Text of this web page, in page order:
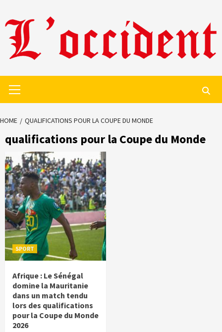
to
content
Menu
HOME QUALIFICATIONS POUR LA COUPE DU MONDE
qualifications pour la Coupe du Monde
SPORT
Afrique : Le Sénégal
domine la Mauritanie
dans un match tendu
lors des qualifications
pour la Coupe du Monde
2026